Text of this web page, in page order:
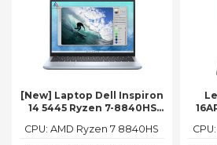
[New] Laptop Dell Inspiron
14 5445 Ryzen 7-8840HS
Radeon 780M Màn 14inch
CPU: AMD Ryzen 7 8840HS